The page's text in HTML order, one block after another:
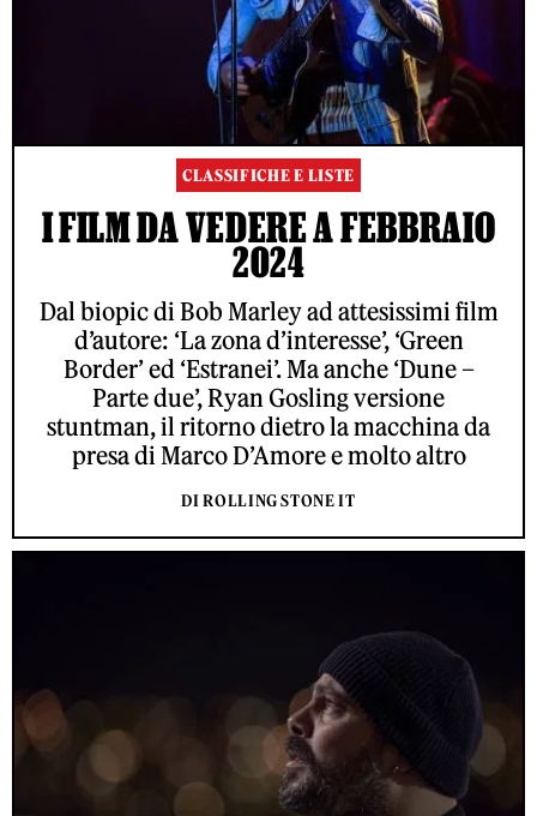
CLASSIFICHE E LISTE
I FILM DA VEDERE A FEBBRAIO
2024
Dal biopic di Bob Marley ad attesissimi film
d’autore: ‘La zona d’interesse’, ‘Green
Border’ ed ‘Estranei’. Ma anche ‘Dune –
Parte due’, Ryan Gosling versione
stuntman, il ritorno dietro la macchina da
presa di Marco D’Amore e molto altro
DI ROLLING STONE IT